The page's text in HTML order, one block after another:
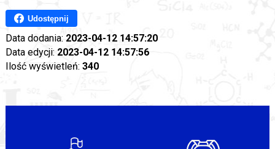
Udostępnij
Data dodania: 2023-04-12 14:57:20
Data edycji: 2023-04-12 14:57:56
Ilość wyświetleń: 340